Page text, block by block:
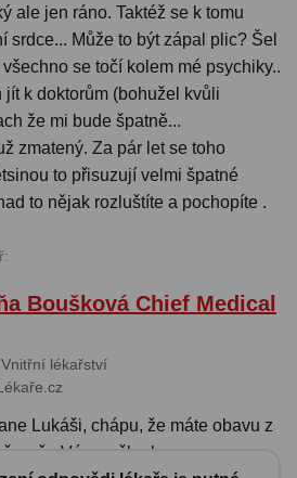
ale jen ráno. Taktéž se k tomu
srdce... Může to být zápal plic? Šel
se točí kolem mé psychiky..
jít k doktorům (bohužel kvůli
že mi bude špatně...
zmatený. Za pár let se toho
to přisuzují velmi špatné
to nějak rozluštíte a pochopíte .
Boušková Chief Medical
Vnitřní lékařství
Lukáši, chápu, že máte obavu z
a že Vás myšlenka na po...